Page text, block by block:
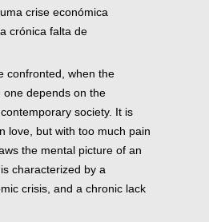
crise económica
crónica falta de
confronted, when the
one depends on the
society. It is
love, but with too much pain
the mental picture of an
characterized by a
crisis, and a chronic lack